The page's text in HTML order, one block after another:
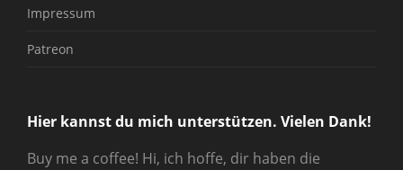
Impressum
Patreon
Hier kannst du mich unterstützen. Vielen Dank!
Buy me a coffee! Hi, ich hoffe, dir haben die